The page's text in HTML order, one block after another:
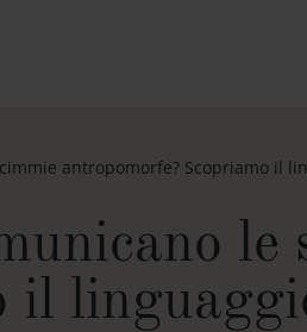
antropomorfe? Scopriamo il
il